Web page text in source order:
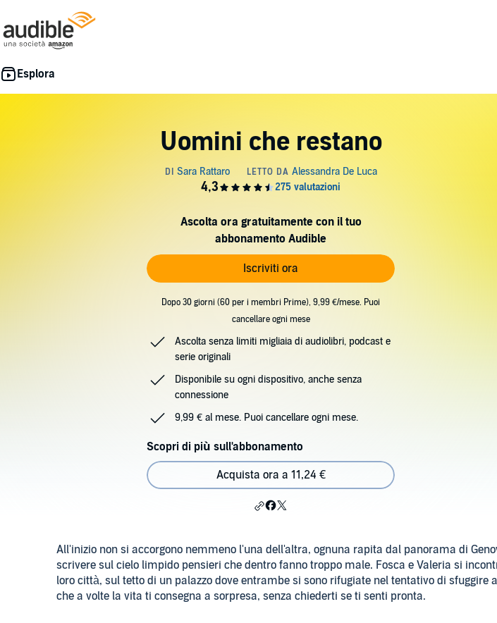
Uomini che restano
Ascolta ora gratuitamente con il tuo
abbonamento Audible
Iscriviti ora
Dopo 30 giorni (60 per i membri Prime), 9,99 €/mese. Puoi
cancellare ogni mese
Ascolta senza limiti migliaia di audiolibri, podcast e
serie originali
Disponibile su ogni dispositivo, anche senza
connessione
9,99 € al mese. Puoi cancellare ogni mese.
Scopri di più sull'abbonamento
Acquista ora a 11,24 €
All'inizio non si accorgono nemmeno l'una dell'altra, ognuna rapita dal panorama di
scrivere sul cielo limpido pensieri che dentro fanno troppo male. Fosca e Valeria si
loro città, sul tetto di un palazzo dove entrambe si sono rifugiate nel tentativo di sfuggire
che a volte la vita ti consegna a sorpresa, senza chiederti se ti senti pronta.